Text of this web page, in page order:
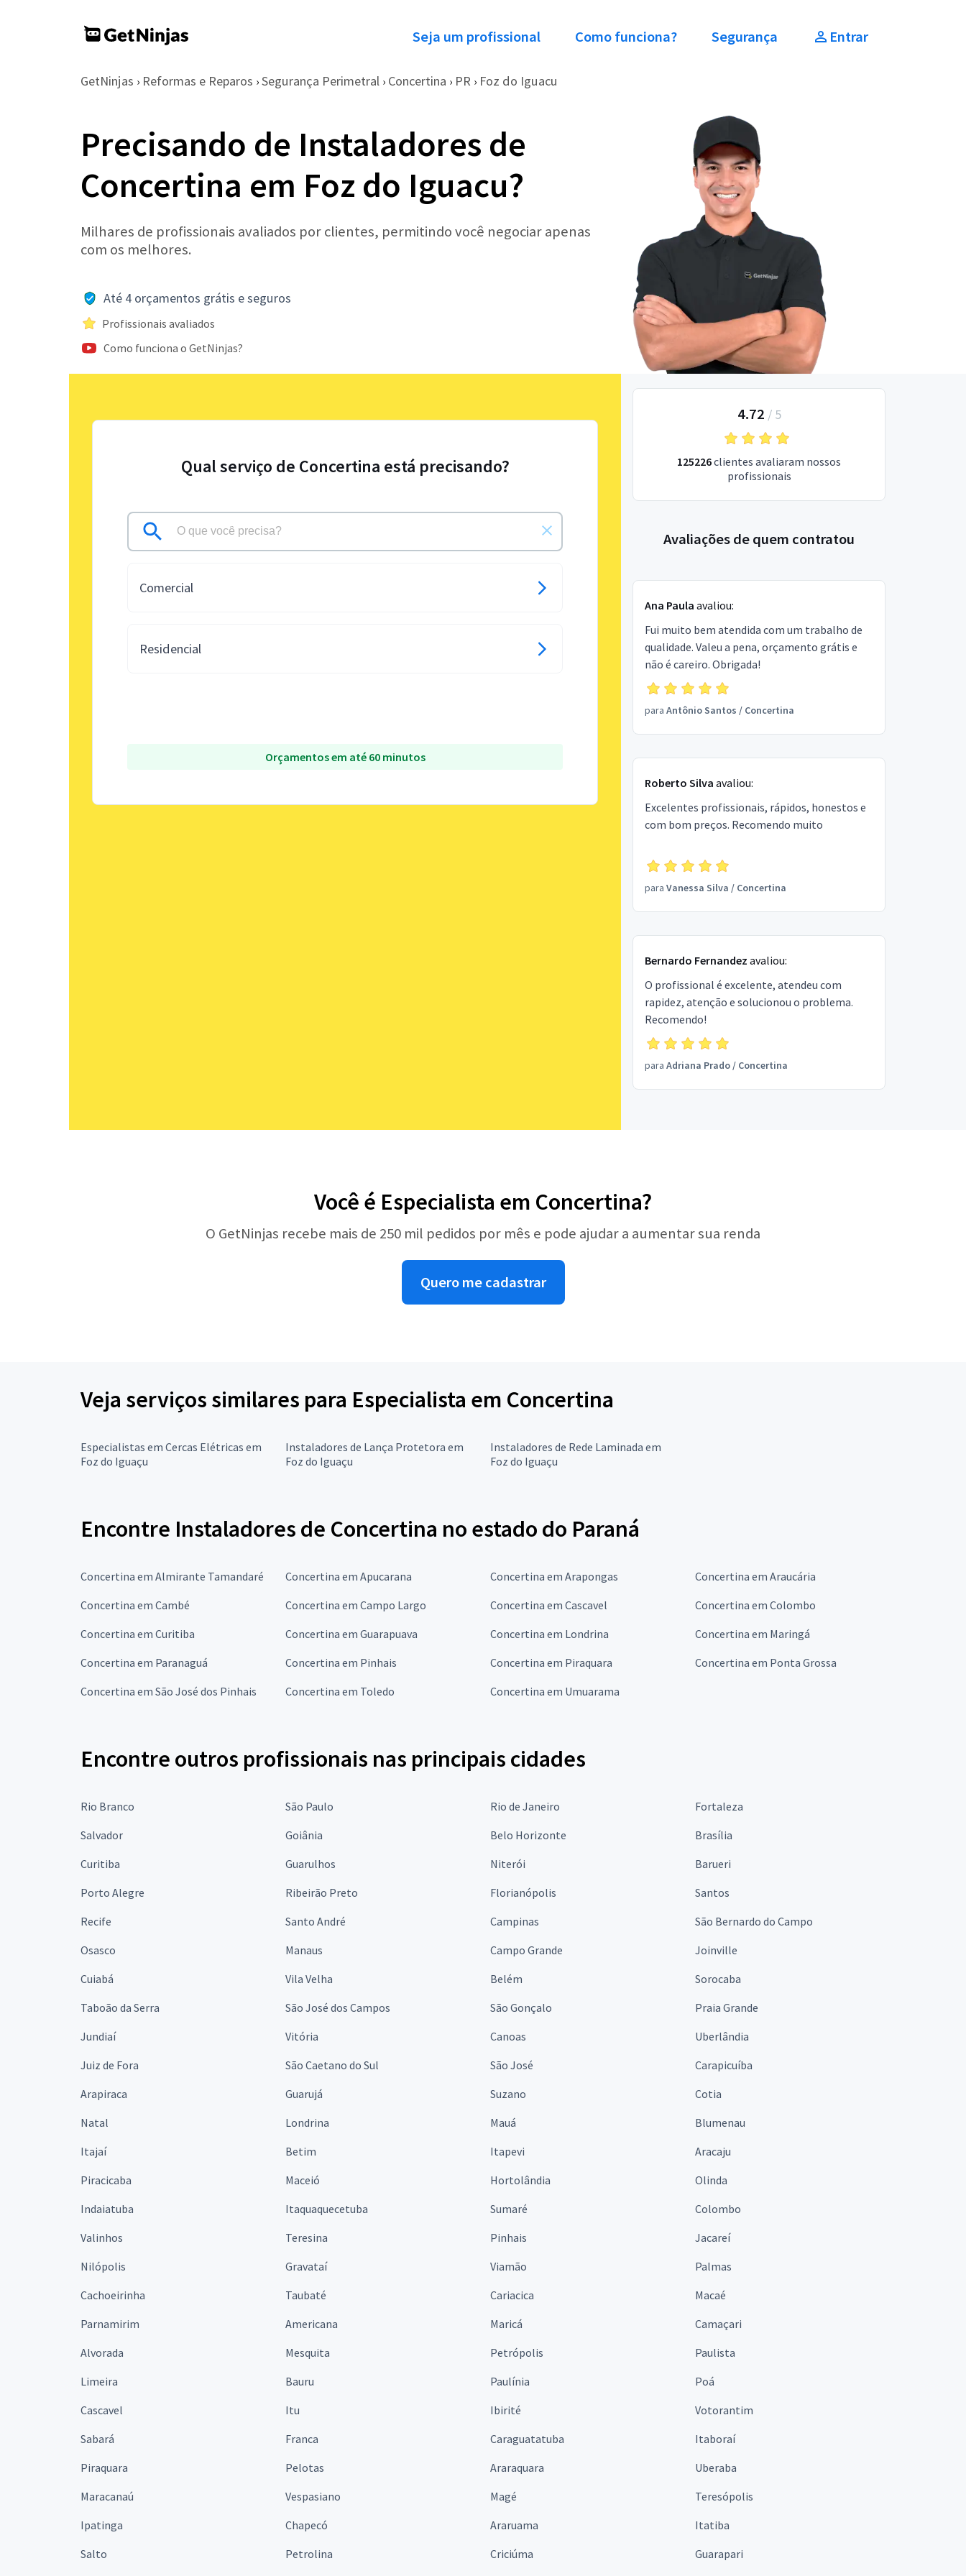
Seja um profissional Como funciona? Segurança Entrar
GetNinjas › Reformas e Reparos › Segurança Perimetral › Concertina › PR › Foz do Iguacu
Precisando de Instaladores de
Concertina em Foz do Iguacu?
Milhares de profissionais avaliados por clientes, permitindo você negociar apenas
com os melhores.
Até 4 orçamentos grátis e seguros
Profissionais avaliados
Como funciona o GetNinjas?
Qual serviço de Concertina está precisando?
Comercial
Residencial
Orçamentos em até 60 minutos
4.72 / 5
125226clientes avaliaram nossos
profissionais
Avaliações de quem contratou
Ana Paula avaliou:
Fui muito bem atendida com um trabalho de
qualidade. Valeu a pena, orçamento grátis e
não é careiro. Obrigada!
para Antônio Santos / Concertina
Roberto Silva avaliou:
Excelentes profissionais, rápidos, honestos e
com bom preços. Recomendo muito
para Vanessa Silva / Concertina
Bernardo Fernandez avaliou:
O profissional é excelente, atendeu com
rapidez, atenção e solucionou o problema.
Recomendo!
para Adriana Prado/ Concertina
Você é Especialista em Concertina?
O GetNinjas recebe mais de 250 mil pedidos por mês e pode ajudar a aumentar sua renda
Quero me cadastrar
Veja serviços similares para Especialista em Concertina
Especialistas em Cercas Elétricas em
Foz do Iguaçu
Instaladores de Lança Protetora em
Foz do Iguaçu
Instaladores de Rede Laminada em
Foz do Iguaçu
Encontre Instaladores de Concertina no estado do Paraná
Concertina em Almirante Tamandaré Concertina em Apucarana Concertina em Arapongas
Concertina em Araucária
Concertina em Cambé
Concertina em Campo Largo Concertina em Cascavel
Concertina em Colombo
Concertina em Curitiba
Concertina em Guarapuava Concertina em Londrina
Concertina em Maringá
Concertina em Paranaguá
Concertina em Pinhais Concertina em Piraquara
Concertina em Ponta Grossa
Concertina em São José dos Pinhais
Concertina em Toledo Concertina em Umuarama
Encontre outros profissionais nas principais cidades
Rio Branco São Paulo Rio de Janeiro
Fortaleza
Salvador
Goiânia Belo Horizonte
Brasília
Curitiba
Guarulhos Niterói
Barueri
Porto Alegre
Ribeirão Preto Florianópolis
Santos
Recife
Santo André Campinas
São Bernardo do Campo
Osasco
Manaus Campo Grande
Joinville
Cuiabá
Vila Velha Belém
Sorocaba
Taboão da Serra
São José dos Campos São Gonçalo
Praia Grande
Jundiaí
Vitória Canoas
Uberlândia
Juiz de Fora
São Caetano do Sul São José
Carapicuíba
Arapiraca
Guarujá Suzano
Cotia
Natal
Londrina Mauá
Blumenau
Itajaí
Betim Itapevi
Aracaju
Piracicaba
Maceió Hortolândia
Olinda
Indaiatuba
Itaquaquecetuba Sumaré
Colombo
Valinhos
Teresina Pinhais
Jacareí
Nilópolis
Gravataí Viamão
Palmas
Cachoeirinha
Taubaté Cariacica
Macaé
Parnamirim
Americana Maricá
Camaçari
Alvorada
Mesquita Petrópolis
Paulista
Limeira
Bauru Paulínia
Poá
Cascavel
Itu Ibirité
Votorantim
Sabará
Franca Caraguatatuba
Itaboraí
Piraquara
Pelotas Araraquara
Uberaba
Maracanaú
Vespasiano Magé
Teresópolis
Ipatinga
Chapecó Araruama
Itatiba
Salto
Petrolina Criciúma
Guarapari